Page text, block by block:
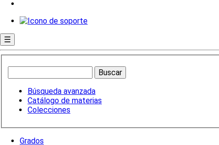
☰
Búsqueda avanzada
Catálogo de materias
Colecciones
Grados